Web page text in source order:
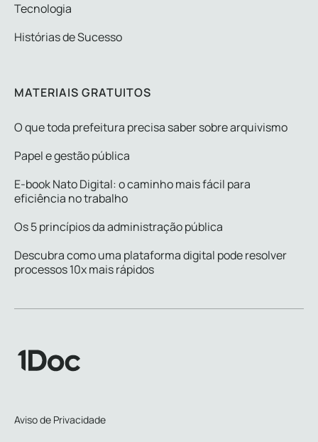
Tecnologia
Histórias de Sucesso
MATERIAIS GRATUITOS
O que toda prefeitura precisa saber sobre arquivismo
Papel e gestão pública
E-book Nato Digital: o caminho mais fácil para
eficiência no trabalho
Os 5 princípios da administração pública
Descubra como uma plataforma digital pode resolver
processos 10x mais rápidos
Aviso de Privacidade